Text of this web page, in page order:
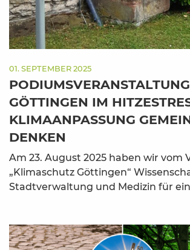
01. SEPTEMBER 2025
GÖTTINGEN IM
KLIMAANPASSUNG
DENKEN
Am 23. August 2025 haben wir vom
„Klimaschutz Göttingen“
Stadtverwaltung und Medizin für